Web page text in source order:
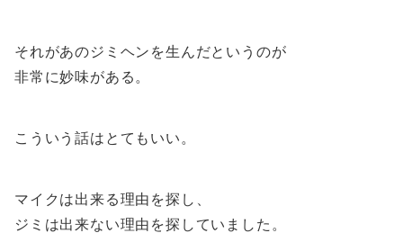
それがあのジミヘンを生んだというのが
非常に妙味がある。
こういう話はとてもいい。
マイクは出来る理由を探し、
ジミは出来ない理由を探していました。